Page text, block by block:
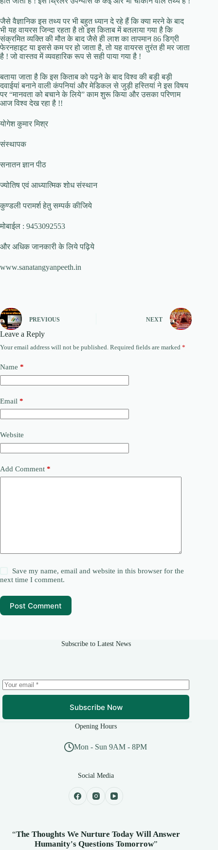
जैसे वैज्ञानिक इस तथ्य पर भी बहुत ध्यान दे रहे हैं कि क्या मरने के बाद
भी यह वायरस जिन्दा रहता है तो इस किताब में बतलाया गया है कि
संक्रमित व्यक्ति की मौत के बाद जैसे ही लाश का तापमान 86 डिग्री
फेरनहाइट या इससे कम पर हो जाता है, तो यह वायरस तुरंत ही मर जाता
है ! जो वास्तव में व्यवहारिक रूप से सही पाया गया है !
बताया जाता है कि इस किताब को पढ़ने के बाद विश्व की बड़ी बड़ी
दवाईयां बनाने वाली कंपनियां और मेडिकल से जुड़ी हस्तियां ने इस विषय
पर “मानवता को बचाने के लिये” काम शुरू किया और उसका परिणाम
आज विश्व देख रहा है !!
योगेश कुमार मिश्र
संस्थापक
सनातन ज्ञान पीठ
ज्योतिष एवं आध्यात्मिक शोध संस्थान
कुण्डली परामर्श हेतु सम्पर्क कीजिये
मोबाईल : 9453092553
और अधिक जानकारी के लिये पढ़िये
www.sanatangyanpeeth.in
PREVIOUS NEXT
Leave a Reply
Your email address will not be published. Required fields are marked *
Name *
Email *
Website
Add Comment *
Save my name, email and website in this browser for the
next time I comment.
Post Comment
Subscribe to Latest News
Subscribe Now
Opening Hours
Mon - Sun 9AM - 8PM
Social Media
“The Thoughts We Nurture Today Will Answer
Humanity's Questions Tomorrow”